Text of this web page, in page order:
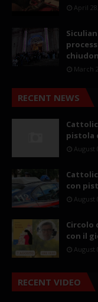
April
March
RECENT NEWS
pistola
August
con
August
Circolo
con il
August
RECENT VIDEO